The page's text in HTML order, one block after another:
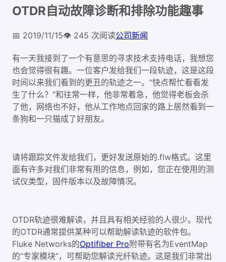
OTDR自动故障诊断和排除功能趣事
📅 2019/11/15👁️ 245 次阅读公司新闻
有一天我接到了一个有意思的寻求技术支持电话，我想您
也会觉得很有趣。一位客户发给我们一段轨迹，这是这段
时间以来我们看到的更丑的轨迹之一。“快点帮忙看看发
生了什么？”和往常一样，他非常着急，他觉得老板会杀
了他，网络也不好，他从工作地点回家的路上居然看到一
条狗和一只猫成了好朋友。
请将跟踪文件发给我们，更好发送原始的.flw格式。这里
面有许多对我们非常有用的信息，例如，您正在使用的测
试仪类型，固件版本以及故障情况。
OTDR轨迹很难解读，并且具有相关经验的人很少。现代
的OTDR通常提供某种可以帮助解读轨迹的软件包。
Fluke Networks的Optifiber Pro附带有名为EventMap
的“专家模块”，可帮助您解读光纤轨迹。这是我们非常出